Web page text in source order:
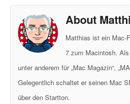
About
Matthias ist ein Mac-
7 zum Macintosh.
unter anderem für „Mac Magazin“,
Gelegentlich schaltet er seinen Mac
über den Startton.